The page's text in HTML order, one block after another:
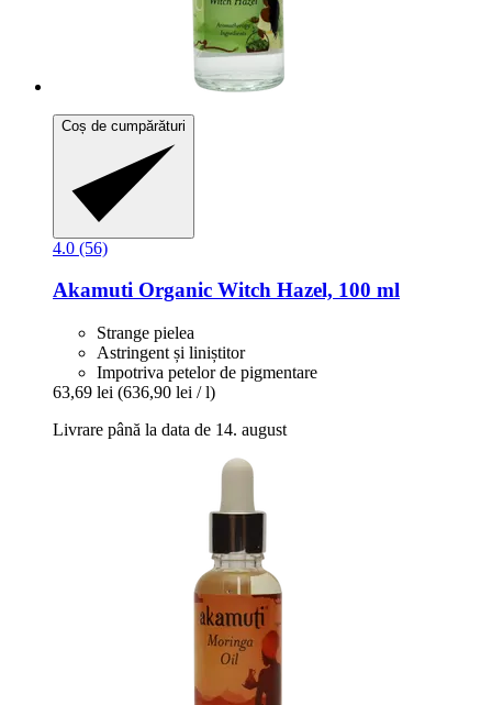
Coș de cumpărături
4.0 (56)
Akamuti Organic Witch Hazel, 100 ml
Strange pielea
Astringent și liniștitor
Impotriva petelor de pigmentare
63,69 lei (636,90 lei / l)
Livrare până la data de 14. august